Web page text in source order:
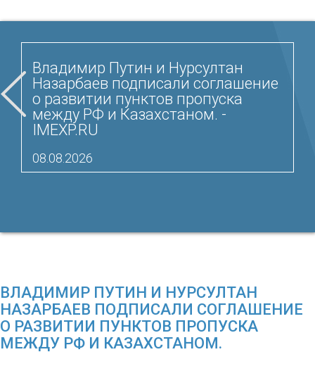
Владимир Путин и Нурсултан
Назарбаев подписали соглашение
о развитии пунктов пропуска
между РФ и Казахстаном. -
IMEXP.RU
08.08.2026
ВЛАДИМИР ПУТИН И НУРСУЛТАН
НАЗАРБАЕВ ПОДПИСАЛИ СОГЛАШЕНИЕ
О РАЗВИТИИ ПУНКТОВ ПРОПУСКА
МЕЖДУ РФ И КАЗАХСТАНОМ.